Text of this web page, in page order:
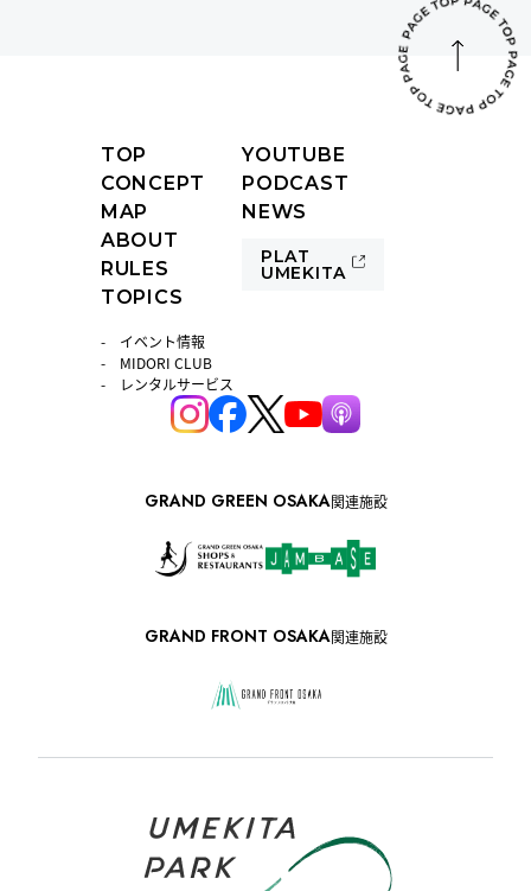
TOP
CONCEPT
MAP
ABOUT
RULES
TOPICS
イベント情報
MIDORI CLUB
レンタルサービス
YOUTUBE
PODCAST
NEWS
PLAT
UMEKITA
GRAND GREEN OSAKA関連施設
GRAND FRONT OSAKA関連施設